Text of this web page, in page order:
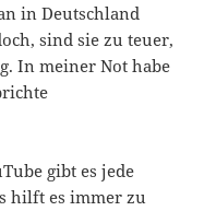
in Deutschland
sind sie zu teuer,
In meiner Not habe
gibt es jede
hilft es immer zu